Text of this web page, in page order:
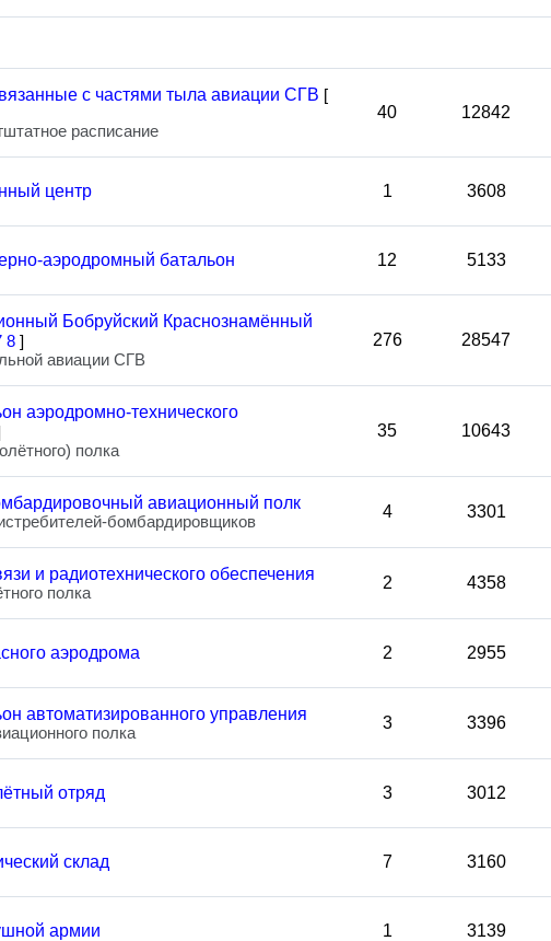
с частями тыла авиации СГВ [
расписание
40 12842
центр 1 3608
аэродромный батальон 12 5133
Бобруйский Краснознамённый
8 ]
авиации СГВ
276 28547
аэродромно-технического
полка
35 10643
авиационный полк
бомбардировщиков
4 3301
и радиотехнического обеспечения
полка
2 4358
аэродрома 2 2955
автоматизированного управления
полка
3 3396
отряд 3 3012
склад 7 3160
армии 1 3139